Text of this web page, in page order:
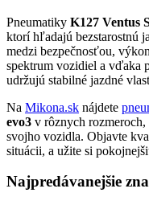
Pneumatiky K127 Ventus
ktorí hľadajú bezstarostnú
medzi bezpečnosťou,
spektrum vozidiel a vďaka
udržujú stabilné jazdné
Na Mikona.sk nájdete
evo3 v rôznych
svojho vozidla. Objavte
situácii, a užite si
Najpredávanejšie